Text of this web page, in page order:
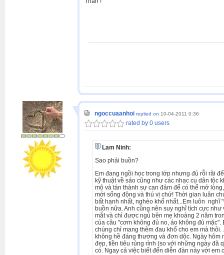
ngoccuaanhoi replied on 10-04-2011 0:36
rated by 0 users
Lam Ninh:
Sao phải buồn?
Em đang ngồi học trong lớp nhưng đủ rỗi rãi
kỹ thuật về sáo cũng như các nhạc cụ dân
mộ và tán thành sự can đảm để có thể mở
mới sống động và thú vị chứ! Thời gian luân
bất hạnh nhất, nghèo khổ nhất...Em luôn
buồn nữa. Anh cũng nên suy nghĩ tích cực
mắt và chỉ được ngủ bên mẹ khoảng 2 năm
của câu "cơm không đủ no, áo không đủ
chúng chỉ mang thêm đau khổ cho em mà
không hề đáng thương và đơn dộc. Ngày
đẹp, tiền tiêu rủng rỉnh (so với những ngày đã
có. Ngay cả việc biết đến diễn đàn này với